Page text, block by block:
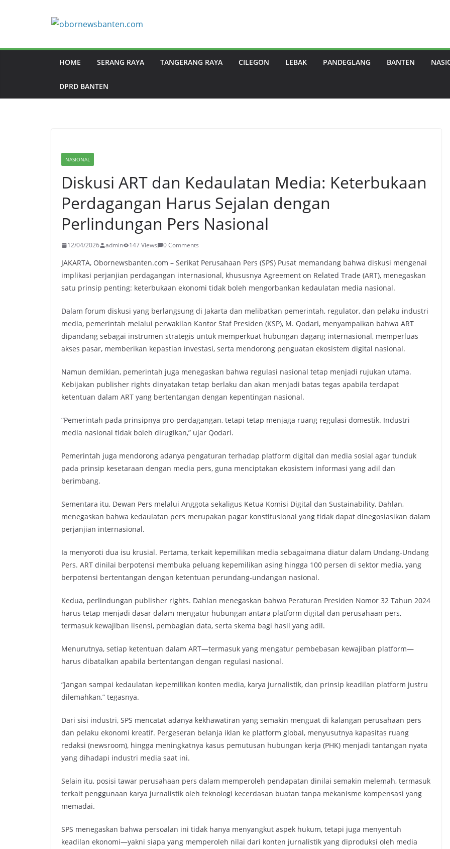
HOME SERANG RAYA TANGERANG RAYA CILEGON LEBAK PANDEGLANG BANTEN
DPRD BANTEN
NASIONAL
Diskusi ART dan Kedaulatan Media: Keterbukaan
Perdagangan Harus Sejalan dengan
Perlindungan Pers Nasional
12/04/2026 admin 147 Views 0 Comments
JAKARTA, Obornewsbanten.com – Serikat Perusahaan Pers (SPS) Pusat memandang bahwa diskusi mengenai
implikasi perjanjian perdagangan internasional, khususnya Agreement on Related Trade (ART), menegaskan
satu prinsip penting: keterbukaan ekonomi tidak boleh mengorbankan kedaulatan media nasional.
Dalam forum diskusi yang berlangsung di Jakarta dan melibatkan pemerintah, regulator, dan pelaku industri
media, pemerintah melalui perwakilan Kantor Staf Presiden (KSP), M. Qodari, menyampaikan bahwa ART
dipandang sebagai instrumen strategis untuk memperkuat hubungan dagang internasional, memperluas
akses pasar, memberikan kepastian investasi, serta mendorong penguatan ekosistem digital nasional.
Namun demikian, pemerintah juga menegaskan bahwa regulasi nasional tetap menjadi rujukan utama.
Kebijakan publisher rights dinyatakan tetap berlaku dan akan menjadi batas tegas apabila terdapat
ketentuan dalam ART yang bertentangan dengan kepentingan nasional.
“Pemerintah pada prinsipnya pro-perdagangan, tetapi tetap menjaga ruang regulasi domestik. Industri
media nasional tidak boleh dirugikan,” ujar Qodari.
Pemerintah juga mendorong adanya pengaturan terhadap platform digital dan media sosial agar tunduk
pada prinsip kesetaraan dengan media pers, guna menciptakan ekosistem informasi yang adil dan
berimbang.
Sementara itu, Dewan Pers melalui Anggota sekaligus Ketua Komisi Digital dan Sustainability, Dahlan,
menegaskan bahwa kedaulatan pers merupakan pagar konstitusional yang tidak dapat dinegosiasikan dalam
perjanjian internasional.
Ia menyoroti dua isu krusial. Pertama, terkait kepemilikan media sebagaimana diatur dalam Undang-Undang
Pers. ART dinilai berpotensi membuka peluang kepemilikan asing hingga 100 persen di sektor media, yang
berpotensi bertentangan dengan ketentuan perundang-undangan nasional.
Kedua, perlindungan publisher rights. Dahlan menegaskan bahwa Peraturan Presiden Nomor 32 Tahun 2024
harus tetap menjadi dasar dalam mengatur hubungan antara platform digital dan perusahaan pers,
termasuk kewajiban lisensi, pembagian data, serta skema bagi hasil yang adil.
Menurutnya, setiap ketentuan dalam ART—termasuk yang mengatur pembebasan kewajiban platform—
harus dibatalkan apabila bertentangan dengan regulasi nasional.
“Jangan sampai kedaulatan kepemilikan konten media, karya jurnalistik, dan prinsip keadilan platform justru
dilemahkan,” tegasnya.
Dari sisi industri, SPS mencatat adanya kekhawatiran yang semakin menguat di kalangan perusahaan pers
dan pelaku ekonomi kreatif. Pergeseran belanja iklan ke platform global, menyusutnya kapasitas ruang
redaksi (newsroom), hingga meningkatnya kasus pemutusan hubungan kerja (PHK) menjadi tantangan nyata
yang dihadapi industri media saat ini.
Selain itu, posisi tawar perusahaan pers dalam memperoleh pendapatan dinilai semakin melemah, termasuk
terkait penggunaan karya jurnalistik oleh teknologi kecerdasan buatan tanpa mekanisme kompensasi yang
memadai.
SPS menegaskan bahwa persoalan ini tidak hanya menyangkut aspek hukum, tetapi juga menyentuh
keadilan ekonomi—yakni siapa yang memperoleh nilai dari konten jurnalistik yang diproduksi oleh media